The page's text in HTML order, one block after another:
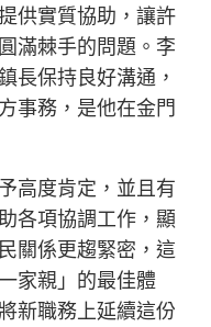
供實質協助，讓許
滿棘手的問題。李
長保持良好溝通，
事務，是他在金門
高度肯定，並且有
各項協調工作，顯
關係更趨緊密，這
家親」的最佳體
新職務上延續這份